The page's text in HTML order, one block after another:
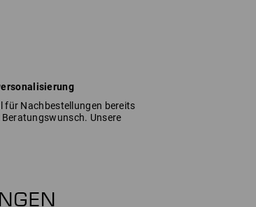
für Nachbestellungen bereits
Unsere